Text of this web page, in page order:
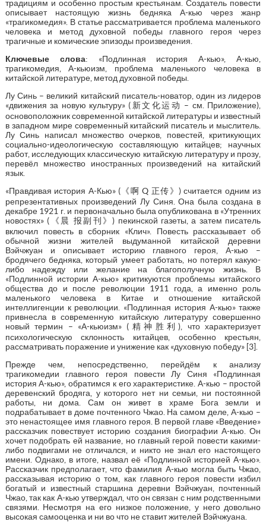
традициям и особенно простым крестьянам. Создатель повести
описывает настоящую жизнь бедняка А-кью через жанр
«трагикомедия». В статье рассматривается проблема маленького
человека и метод духовной победы главного героя через
трагичные и комические эпизоды произведения.
Ключевые слова: «Подлинная история А-кью», А-кью,
трагикомедия, А-кьюизм, проблема маленького человека в
китайской литературе, метод духовной победы.
Лу Синь – великий китайский писатель-новатор, один из лидеров
«движения за новую культуру» (新文化运动 – см. Приложение),
основоположник современной китайской литературы и известный
в западном мире современный китайский писатель и мыслитель.
Лу Синь написал множество очерков, повестей, критикующих
социально-идеологическую составляющую китайцев; научных
работ, исследующих классическую китайскую литературу и прозу,
перевёл множество иностранных произведений на китайский
язык.
«Правдивая история А-Кью» (《啊 Q 正传》) считается одним из
репрезентативных произведений Лу Синя. Она была создана в
декабре 1921 г. и первоначально была опубликована в «Утренних
новостях» (《晨 报副刊》) пекинской газеты, а затем писатель
включил повесть в сборник «Клич». Повесть рассказывает об
обычной жизни жителей выдуманной китайской деревни
Вэйчжуан и описывает историю главного героя, А-кью –
бродячего бедняка, который умеет работать, но потерял какую-
либо надежду или желание на благополучную жизнь. В
«Подлинной истории А-кью» критикуются проблемы китайского
общества до и после революции 1911 года, а именно роль
маленького человека в Китае и отношение китайской
интеллигенции к революции. «Подлинная история А-кью» также
привнесла в современную китайскую литературу совершенно
новый термин – «А-кьюизм» (精神胜利), что характеризует
психологическую склонность китайцев, особенно крестьян,
рассматривать поражение и унижение как «духовную победу» [3].
Прежде чем, непосредственно, перейдём к анализу
трагикомедии главного героя повести Лу Синя «Подлинная
история А-кью», обратимся к его характеристике. А-кью – простой
деревенский бродяга, у которого нет ни семьи, ни постоянной
работы, ни дома. Сам он живет в храме Бога земли и
подрабатывает в доме почтенного Чжао. На самом деле, А-кью –
это ненастоящее имя главного героя. В первой главе «Введение»
рассказчик повествует историю создания биографии А-кью. Он
хочет подобрать ей название, но главный герой повести какими-
либо подвигами не отличался, и никто не знал его настоящего
имени. Однако, в итоге, назвал её «Подлинной историей А-кью».
Рассказчик предполагает, что фамилия А-кью могла быть Чжао,
рассказывая историю о том, как главного героя повести избил
богатый и известный старшина деревни Вэйчжуан, почтенный
Чжао, так как А-кью утверждал, что он связан с ним родственными
связями. Несмотря на его низкое положение, у него довольно
высокая самооценка и ни во что не ставит жителей Вэйчжуана.